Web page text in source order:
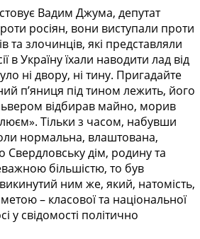
Вадим Джума, депутат
росіян, вони виступали проти
та злочинців, які представляли
в Україну їхали наводити лад від
ні двору, ні тину. Пригадайте
п’яниця під тином лежить, його
відбирав майно, морив
Тільки з часом, набувши
нормальна, влаштована,
дім, родину та
більшістю, то був
ним же, який, натомість,
– класової та національної
у свідомості політично